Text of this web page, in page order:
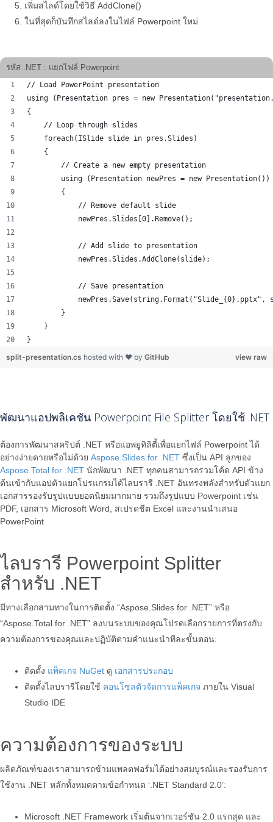
เพิ่มสไลด์โดยใช้วิธี AddClone()
ในที่สุดก็บันทึกสไลด์ลงในไฟล์ Powerpoint ใหม่
รหัส .NET : แยกไฟล์ Powerpoint
// Load PowerPoint presentation
using (Presentation pres = new
{
    // Loop through slides
    foreach(ISlide slide in pres.Slides)
    {
        // Create a new empty presentation
        using (Presentation newPres = new Presentation())
        {
            // Remove default slide
            newPres.Slides[0].Remove();
            // Add slide to presentation
            newPres.Slides.AddClone(slide);
            // Save presentation
newPres.Save(string.Format("Slide_{0}.pptx",
        }
    }
}
view raw
split-presentation.cs hosted with ❤ by GitHub
พัฒนาแอปพลิเคชัน Powerpoint File Splitter โดยใช้ .NET
ต้องการพัฒนาสคริปต์ .NET หรือแอพยูทิลิตี้เพื่อแยกไฟล์ Powerpoint ได้
อย่างง่ายดายหรือไม่ด้วย Aspose.Slides for .NET ซึ่งเป็น API ลูกของ
Aspose.Total for .NET นักพัฒนา .NET ทุกคนสามารถรวมโค้ด API ข้าง
ต้นเข้ากับแอปตัวแยกโปรแกรมได้ไลบรารี .NET อันทรงพลังสำหรับตัวแยก
เอกสารรองรับรูปแบบยอดนิยมมากมาย รวมถึงรูปแบบ Powerpoint เช่น
PDF, เอกสาร Microsoft Word, สเปรดชีต Excel และงานนำเสนอ
PowerPoint
ไลบรารี Powerpoint Splitter
สำหรับ .NET
มีทางเลือกสามทางในการติดตั้ง “Aspose.Slides for .NET” หรือ
“Aspose.Total for .NET” ลงบนระบบของคุณโปรดเลือกรายการที่ตรงกับ
ความต้องการของคุณและปฏิบัติตามคำแนะนำทีละขั้นตอน:
ติดตั้ง แพ็คเกจ NuGet ดู เอกสารประกอบ
ติดตั้งไลบรารีโดยใช้ คอนโซลตัวจัดการแพ็คเกจ ภายใน Visual
Studio IDE
ความต้องการของระบบ
ผลิตภัณฑ์ของเราสามารถข้ามแพลตฟอร์มได้อย่างสมบูรณ์และรองรับการ
ใช้งาน .NET หลักทั้งหมดตามข้อกำหนด ‘.NET Standard 2.0’:
Microsoft .NET Framework เริ่มต้นจากเวอร์ชัน 2.0 แรกสุด และ